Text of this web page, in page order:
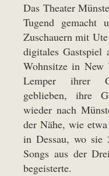
Das Theater
Tugend gemacht
Zuschauern mit
digitales
Wohnsitze in
Lemper ihrer
geblieben, ihre
wieder nach
der Nähe, wie
in Dessau, wo sie
Songs aus der
begeisterte.